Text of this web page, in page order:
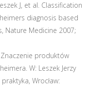
J, et al. Classification
diagnosis based
Nature Medicine 2007;
Znaczenie produktów
W: Leszek Jerzy
Wrocław: